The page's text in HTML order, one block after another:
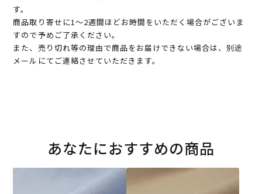
す。
商品取り寄せに1～2週間ほどお時間をいただく場合がございま
すので予めご了承ください。
また、売り切れ等の理由で商品をお届けできない場合は、別途
メールにてご連絡させていただきます。
あなたにおすすめの商品